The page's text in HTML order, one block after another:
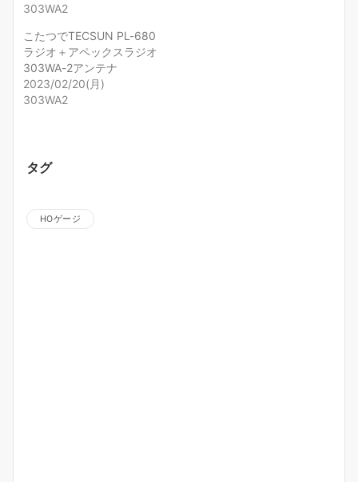
303WA2
こたつでTECSUN PL-680
ラジオ＋アペックスラジオ
303WA-2アンテナ
2023/02/20(月)
303WA2
タグ
HOゲージ